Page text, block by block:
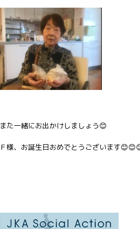
また一緒にお出かけしましょう😊
Ｆ様、お誕生日おめでとうございます